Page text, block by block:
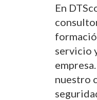
En
servicio
nuestro